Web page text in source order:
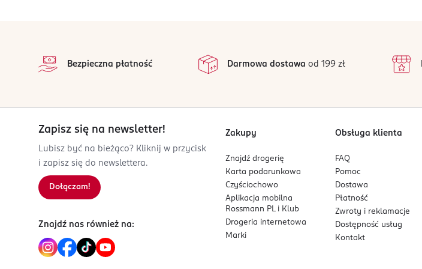
** Referencyjna wartość spożycia dla przeciętnej osoby dorosłej (8400 kJ/2000 kcal)
5 904730 218139
2
1
Bezpieczna płatność Darmowa dostawa od 199 zł
Zapisz się na newsletter!
Lubisz być na bieżąco? Kliknij w przycisk
i zapisz się do newslettera.
Dołączam!
Znajdź nas również na:
Zakupy
Znajdź drogerię
Karta podarunkowa
Czyściochowo
Aplikacja mobilna
Rossmann PL i Klub
Drogeria internetowa
Marki
Obsługa klienta
FAQ
Pomoc
Dostawa
Płatność
Zwroty i reklamacje
Dostępność usług
Kontakt